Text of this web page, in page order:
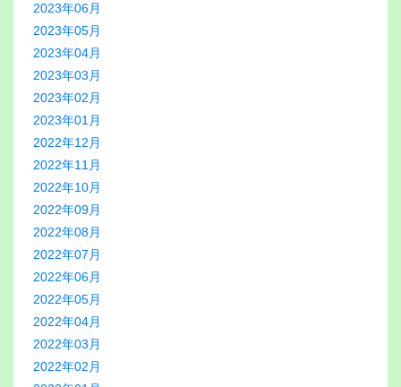
2023年06月
2023年05月
2023年04月
2023年03月
2023年02月
2023年01月
2022年12月
2022年11月
2022年10月
2022年09月
2022年08月
2022年07月
2022年06月
2022年05月
2022年04月
2022年03月
2022年02月